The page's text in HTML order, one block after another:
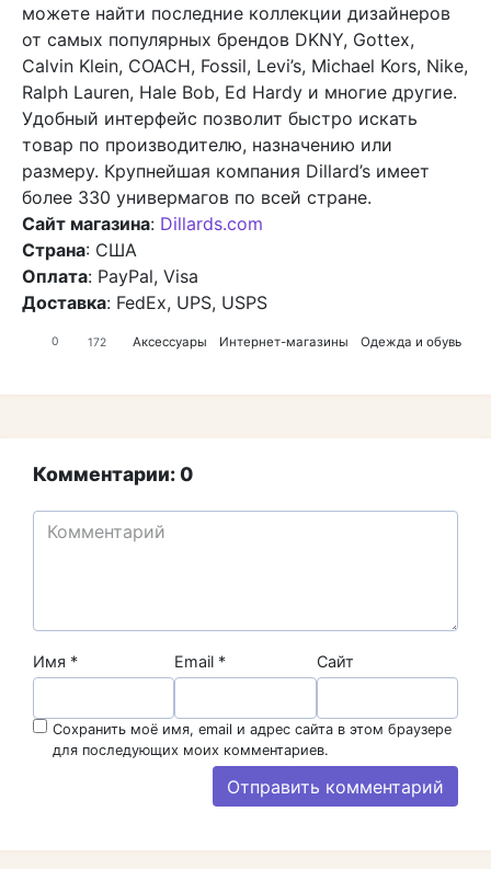
можете найти последние коллекции дизайнеров
от самых популярных брендов DKNY, Gottex,
Calvin Klein, COACH, Fossil, Levi’s, Michael Kors, Nike,
Ralph Lauren, Hale Bob, Ed Hardy и многие другие.
Удобный интерфейс позволит быстро искать
товар по производителю, назначению или
размеру. Крупнейшая компания Dillard’s имеет
более 330 универмагов по всей стране.
Сайт магазина: Dillards.com
Страна: США
Оплата: PayPal, Visa
Доставка: FedEx, UPS, USPS
0 172 Аксессуары Интернет-магазины Одежда и обувь
Комментарии: 0
Имя * Email * Сайт
Сохранить моё имя, email и адрес сайта в этом браузере
для последующих моих комментариев.